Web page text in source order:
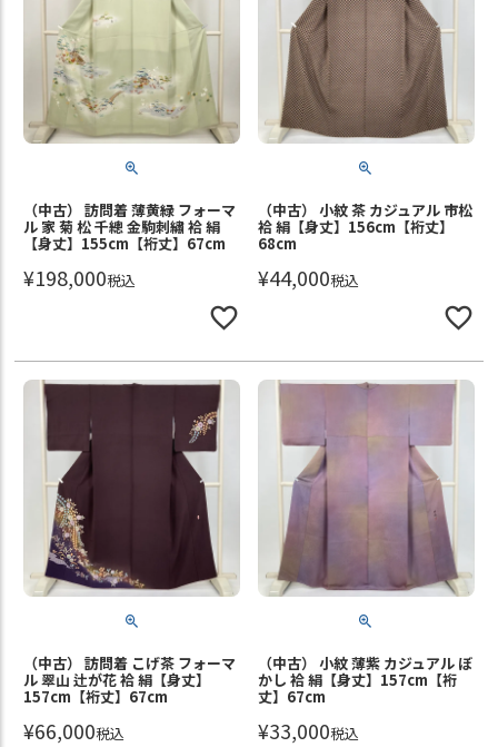
（中古） 訪問着 薄黄緑 フォーマ
ル 家 菊 松 千總 金駒刺繡 袷 絹
【身丈】155cm【裄丈】67cm
¥198,000税込
（中古） 小紋 茶 カジュアル 市松
袷 絹【身丈】156cm【裄丈】
68cm
¥44,000税込
（中古） 訪問着 こげ茶 フォーマ
ル 翠山 辻が花 袷 絹【身丈】
157cm【裄丈】67cm
¥66,000税込
（中古） 小紋 薄紫 カジュアル ぼ
かし 袷 絹【身丈】157cm【裄
丈】67cm
¥33,000税込